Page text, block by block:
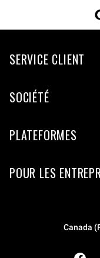
SERVICE CLIENT
SOCIÉTÉ
PLATEFORMES
POUR LES
Canada